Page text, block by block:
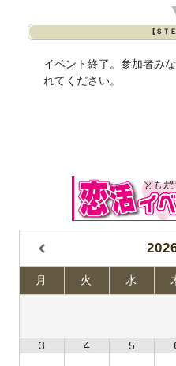
【ＳＴ
イベント終了。参加者み
れてください。
月 火 水
3 4 5